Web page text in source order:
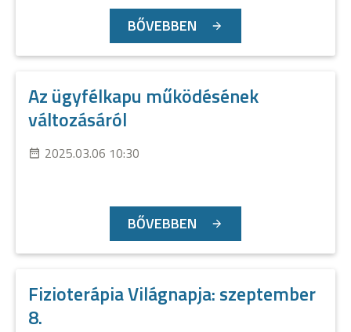
BŐVEBBEN
Az ügyfélkapu működésének
változásáról
2025.03.06 10:30
BŐVEBBEN
Fizioterápia Világnapja: szeptember
8.